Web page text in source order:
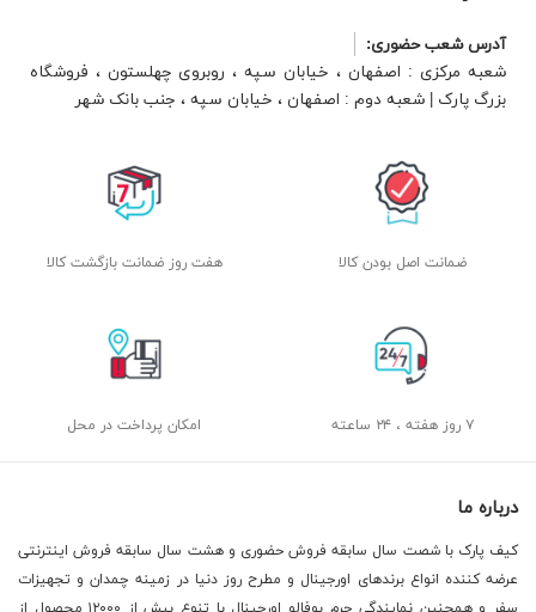
آدرس شعب حضوری:
شعبه مرکزی : اصفهان ، خیابان سپه ، روبروی چهلستون ، فروشگاه
بزرگ پارک | شعبه دوم : اصفهان ، خیابان سپه ، جنب بانک شهر
ضمانت اصل بودن کالا هفت روز ضمانت بازگشت کالا
۷ روز هفته ، ۲۴ ساعته امکان پرداخت در محل
درباره ما
کیف پارک با شصت سال سابقه فروش حضوری و هشت سال سابقه فروش اینترنتی
عرضه کننده انواع برندهای اورجینال و مطرح روز دنیا در زمینه چمدان و تجهیزات